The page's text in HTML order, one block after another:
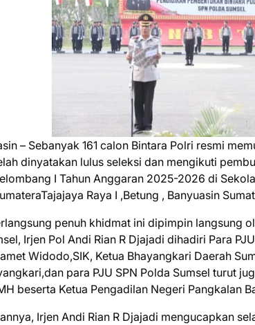
– Sebanyak 161 calon Bintara Polri resmi
dinyatakan lulus seleksi dan mengikuti
I Tahun Anggaran 2025-2026 di
Raya I ,Betung , Banyuasin
penuh khidmat ini dipimpin langsung
Irjen Pol Andi Rian R Djajadi dihadiri Para
Widodo,SIK, Ketua Bhayangkari Daerah
para PJU SPN Polda Sumsel turut
beserta Ketua Pengadilan Negeri Pangkalan
Irjen Andi Rian R Djajadi mengucapkan